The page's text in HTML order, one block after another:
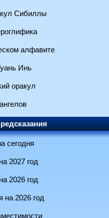
Сибиллы
алфавите
Инь
оракул
сегодня
2027 год
2026 год
на 2026 год